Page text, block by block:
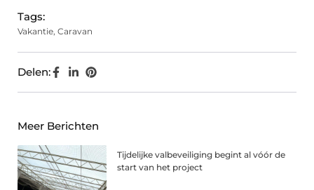
Tags:
Vakantie, Caravan
Delen:
Meer Berichten
Tijdelijke valbeveiliging begint al vóór de
start van het project